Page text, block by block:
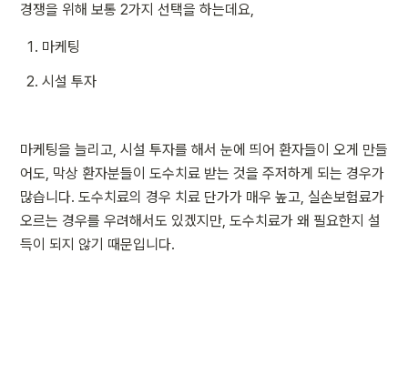
경쟁을 위해 보통 2가지 선택을 하는데요,
마케팅
시설 투자
마케팅을 늘리고, 시설 투자를 해서 눈에 띄어 환자들이 오게 만들
어도, 막상 환자분들이 도수치료 받는 것을 주저하게 되는 경우가
많습니다. 도수치료의 경우 치료 단가가 매우 높고, 실손보험료가
오르는 경우를 우려해서도 있겠지만, 도수치료가 왜 필요한지 설
득이 되지 않기 때문입니다.